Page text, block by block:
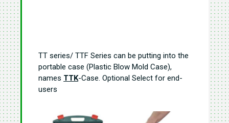
TT series/ TTF Series can be putting into the
portable case (Plastic Blow Mold Case),
names TTK-Case. Optional Select for end-
users